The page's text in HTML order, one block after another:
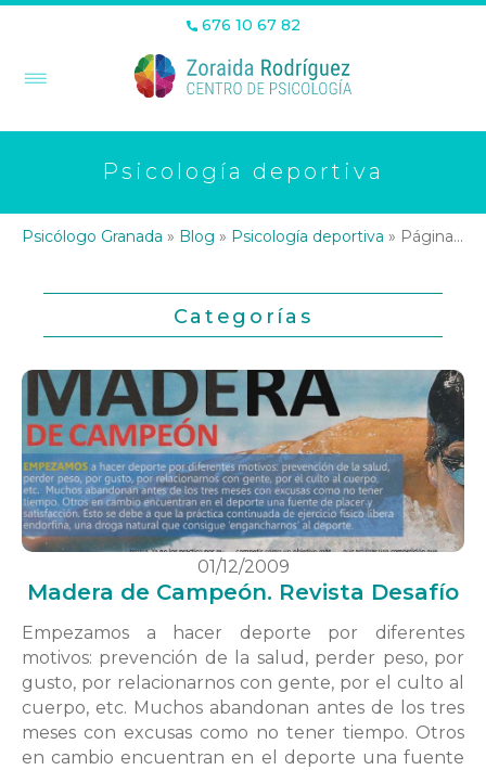
676 10 67 82
Psicología deportiva
Psicólogo Granada » Blog » Psicología deportiva » Página 18
Categorías
01/12/2009
Madera de Campeón. Revista Desafío
Empezamos a hacer deporte por diferentes
motivos: prevención de la salud, perder peso, por
gusto, por relacionarnos con gente, por el culto al
cuerpo, etc. Muchos abandonan antes de los tres
meses con excusas como no tener tiempo. Otros
en cambio encuentran en el deporte una fuente